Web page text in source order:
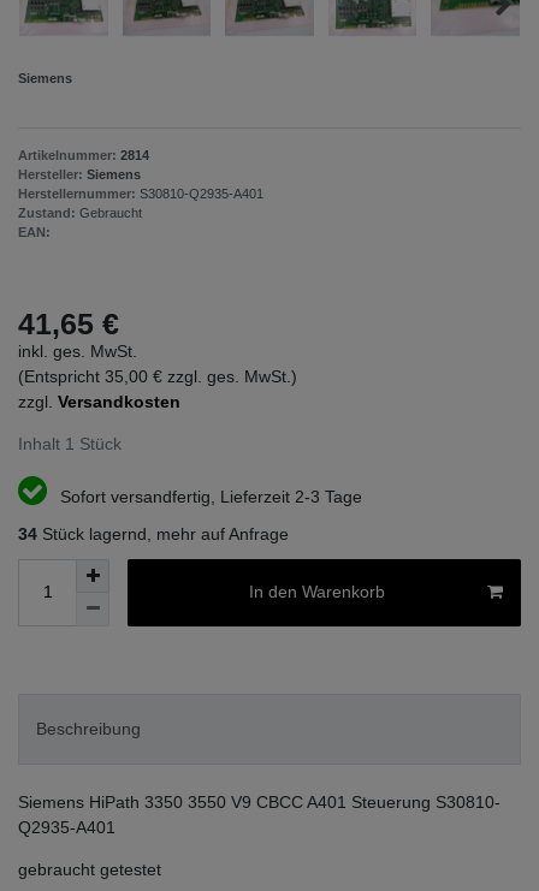
Siemens
Artikelnummer: 2814
Hersteller: Siemens
Herstellernummer: S30810-Q2935-A401
Zustand: Gebraucht
EAN:
41,65 €
inkl. ges. MwSt.
(Entspricht 35,00 € zzgl. ges. MwSt.)
zzgl. Versandkosten
Inhalt 1 Stück
Sofort versandfertig, Lieferzeit 2-3 Tage
34 Stück lagernd, mehr auf Anfrage
In den Warenkorb
Beschreibung
Siemens HiPath 3350 3550 V9 CBCC A401 Steuerung S30810-
Q2935-A401
gebraucht getestet